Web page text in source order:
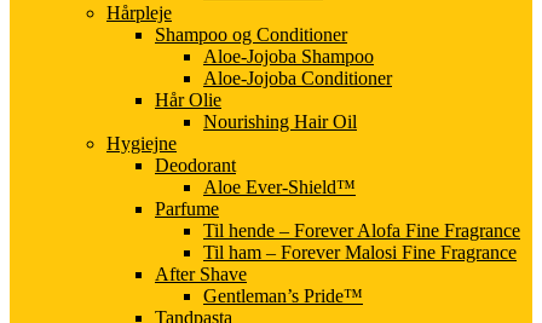
Hårpleje
Shampoo og Conditioner
Aloe-Jojoba Shampoo
Aloe-Jojoba Conditioner
Hår Olie
Nourishing Hair Oil
Hygiejne
Deodorant
Aloe Ever-Shield™
Parfume
Til hende – Forever Alofa Fine Fragrance
Til ham – Forever Malosi Fine Fragrance
After Shave
Gentleman’s Pride™
Tandpasta